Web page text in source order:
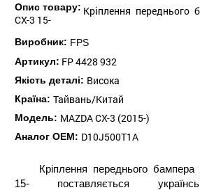
Опис товару: Кріплення переднього
CX-3 15-
Виробник: FPS
Артикул: FP 4428 932
Якість деталі: Висока
Країна: Тайвань/Китай
Модель: MAZDA CX-3 (2015-)
Аналог ОЕМ: D10J500T1A
Кріплення переднього
15- поставляється